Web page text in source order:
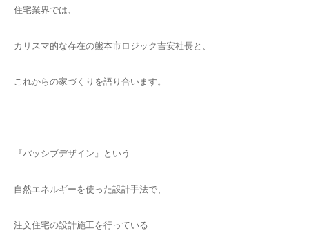
住宅業界では、
カリスマ的な存在の熊本市ロジック吉安社長と、
これからの家づくりを語り合います。
『パッシブデザイン』という
自然エネルギーを使った設計手法で、
注文住宅の設計施工を行っている